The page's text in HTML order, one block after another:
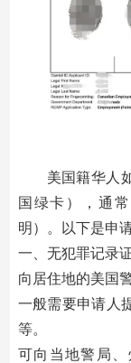
美国籍华人
国绿卡），通
明）。以下是申
一、无犯罪记录
向居住地的美国
一般需要申请人
等。
可向当地警局